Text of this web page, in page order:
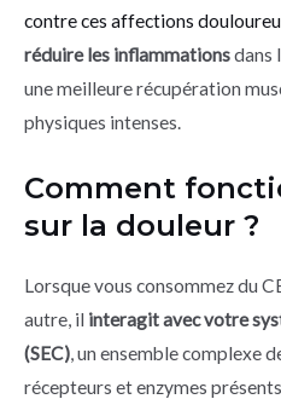
contre ces affections
réduire les inflammationsdans
une meilleure récupération
physiques intenses.
Comment
sur la douleur ?
Lorsque vous consommez du
autre, il interagit avec votre
(SEC) , un ensemble complexe
récepteurs et enzymes